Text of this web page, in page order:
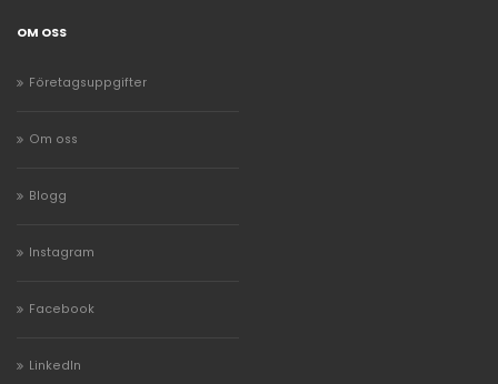
OM OSS
Företagsuppgifter
Om oss
Blogg
Instagram
Facebook
LinkedIn